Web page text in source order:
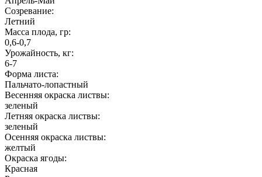
Созревание:
Летний
Масса плода, гр:
0,6-0,7
Урожайность, кг:
6-7
Форма листа:
Пальчато-лопастный
Весенняя окраска листвы:
зеленый
Летняя окраска листвы:
зеленый
Осенняя окраска листвы:
желтый
Окраска ягоды:
Красная